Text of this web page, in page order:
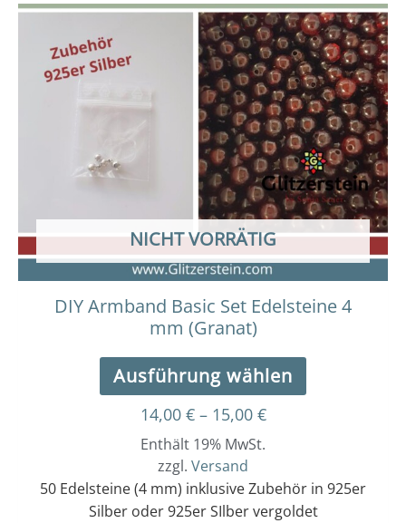
NICHT VORRÄTIG
DIY Armband Basic Set Edelsteine 4
mm (Granat)
Ausführung wählen
Dieses
Produkt
weist
mehrere
Varianten
auf.
Die
Optionen
können
auf
der
werden
14,00 € – 15,00 €
Preisspanne:
14,00 €
bis
15,00 €
Enthält 19% MwSt.
zzgl. Versand
50 Edelsteine (4 mm) inklusive Zubehör in 925er
Silber oder 925er SIlber vergoldet